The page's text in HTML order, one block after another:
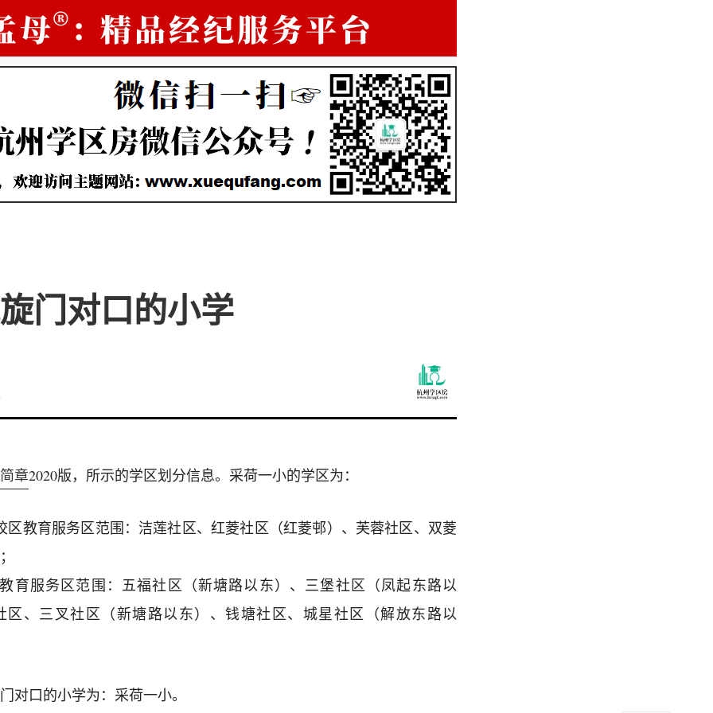
门对口的小学
章2020版，所示的学区划分信息。采荷一小的学区为：
区教育服务区范围：洁莲社区、红菱社区（红菱邨）、芙蓉社区、双菱
育服务区范围：五福社区（新塘路以东）、三堡社区（凤起东路以
区、三叉社区（新塘路以东）、钱塘社区、城星社区（解放东路以
对口的小学为：采荷一小。